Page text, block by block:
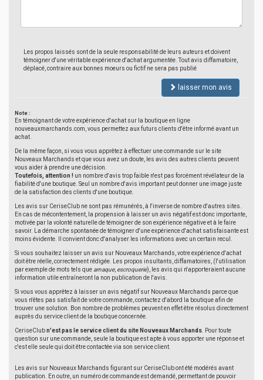
Les propos laissés sont de la seule responsabilité de leurs auteurs et doivent
témoigner d'une véritable expérience d'achat argumentée. Tout avis diffamatoire,
déplacé, contraire aux bonnes moeurs ou fictif ne sera pas publié
laisser mon avis
Note :
En témoignant de votre expérience d'achat sur la boutique en ligne
nouveauxmarchands.com, vous permettez aux futurs clients d'être informé avant un
achat.
De la même façon, si vous vous apprêtez à effectuer une commande sur le site
Nouveaux Marchands et que vous avez un doute, les avis des autres clients peuvent
vous aider à prendre une décision.
Toutefois, attention ! un nombre d'avis trop faible n'est pas forcément révélateur de la
fiabilité d'une boutique. Seul un nombre d'avis important peut donner une image juste
de la satisfaction des clients d'une boutique.
Les avis sur CeriseClub ne sont pas rémunérés, à l'inverse de nombre d'autres sites.
En cas de mécontentement, la propension à laisser un avis négatif est donc importante,
motivée par la volonté naturelle de témoigner de son expérience négative et à le faire
savoir. La démarche spontanée de témoigner d'une expérience d'achat satisfaisante est
moins évidente. Il convient donc d'analyser les informations avec un certain recul.
Si vous souhaitez laisser un avis sur Nouveaux Marchands, votre expérience d'achat
doit être réelle, correctement rédigée. Les propos insultants, diffamatoires, (l'utilisation
par exemple de mots tels que arnaque, escroquerie), les avis qui n'apporteraient aucune
information utile entraîneront la non publication de l'avis.
Si vous vous apprêtez à laisser un avis négatif sur Nouveaux Marchands parce que
vous n'êtes pas satisfait de votre commande, contactez d'abord la boutique afin de
trouver une solution. Bon nombre de problèmes peuvent en effet être résolus directement
auprès du service client de la boutique concernée.
CeriseClubn'est pas le service client du site Nouveaux Marchands . Pour toute
question sur une commande, seule la boutique est apte à vous apporter une réponse et
c'est elle seule qui doit être contactée via son service client.
Les avis sur Nouveaux Marchands figurant sur CeriseClub ont été modérés avant
publication. En outre, un numéro de commande est demandé, permettant de pouvoir